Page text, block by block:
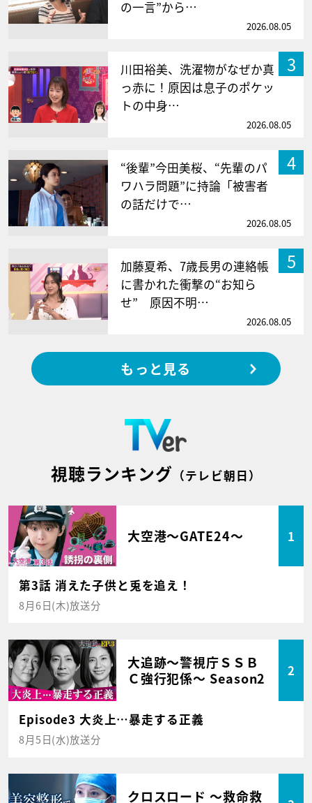
の一言”から…
2026.08.05
3
川田裕美、洗濯物がなぜか真
っ赤に！原因は息子のポケッ
トの中身…
2026.08.05
4
“後輩”今田美桜、“先輩のパ
ワハラ問題”に持論「被害者
の話だけで…
2026.08.05
5
加藤夏希、7歳長男の連絡帳
に書かれた衝撃の“お知ら
せ” 原因不明…
2026.08.05
もっと見る
視聴ランキング （テレビ朝日）
大空港～GATE24～ 1
第3話 消えた子供と兎を追え！
8月6日(木)放送分
大追跡～警視庁ＳＳＢ
Ｃ強行犯係～ Season2
2
Episode3 大炎上…暴走する正義
8月5日(水)放送分
クロスロード ～救命救